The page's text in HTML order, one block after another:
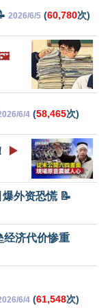
2026/6/5 (60,780次)
6/4 (58,465次)
▶️
外资恐慌 📝
济代价惨重
6/4 (61,548次)